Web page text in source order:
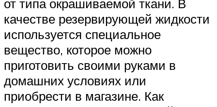
от типа окрашиваемой ткани. В
качестве резервирующей жидкости
используется специальное
вещество, которое можно
приготовить своими руками в
домашних условиях или
приобрести в магазине. Как